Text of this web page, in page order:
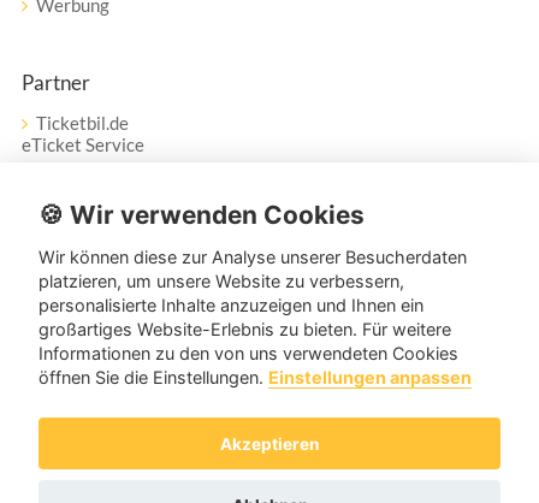
Werbung
Partner
Ticketbil.de
eTicket Service
Vertrag widerrufen
Service
Unser Tanzpartner-Service hilft Ihnen bei Fragen und
Anregungen gerne weiter!
🍪 Wir verwenden Cookies
Wir können diese zur Analyse unserer Besucherdaten
platzieren, um unsere Website zu verbessern,
personalisierte Inhalte anzuzeigen und Ihnen ein
großartiges Website-Erlebnis zu bieten. Für weitere
Informationen zu den von uns verwendeten Cookies
öffnen Sie die Einstellungen. Einstellungen anpassen
Akzeptieren